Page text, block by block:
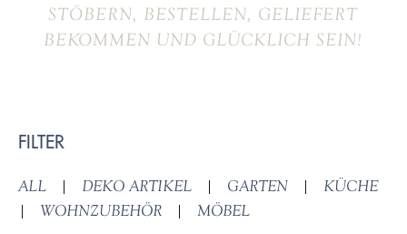
STÖBERN, BESTELLEN, GELIEFERT
BEKOMMEN UND GLÜCKLICH SEIN!
FILTER
ALL | DEKO ARTIKEL | GARTEN |
KÜCHE
|
WOHNZUBEHÖR | MÖBEL